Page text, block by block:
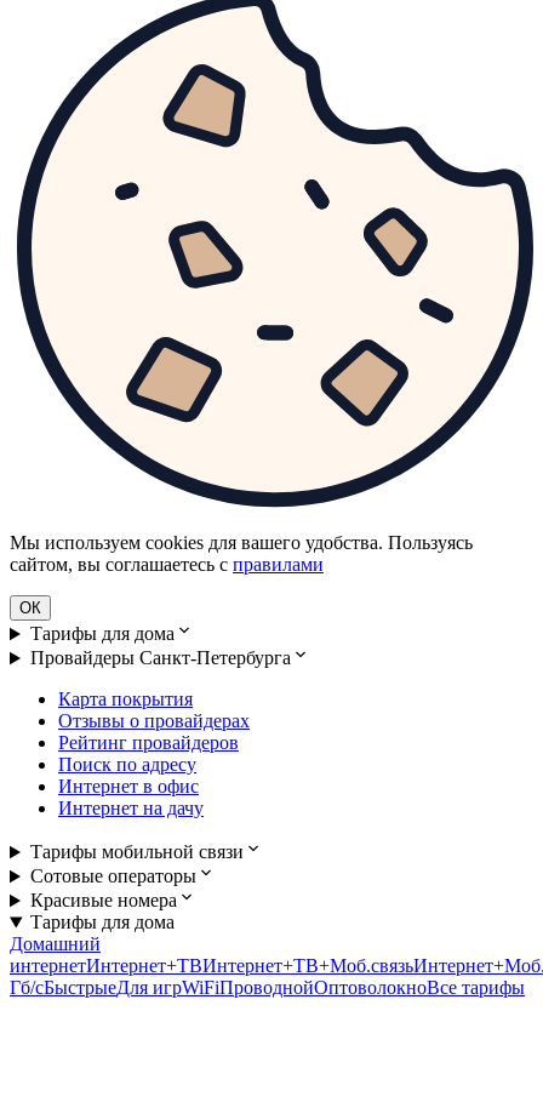
Мы используем cookies для вашего удобства. Пользуясь
сайтом, вы соглашаетесь с правилами
ОК
Тарифы для дома
Провайдеры Санкт-Петербурга
Карта покрытия
Отзывы о провайдерах
Рейтинг провайдеров
Поиск по адресу
Интернет в офис
Интернет на дачу
Тарифы мобильной связи
Сотовые операторы
Красивые номера
Тарифы для дома
Домашний
интернетИнтернет+ТВИнтернет+ТВ+Моб.связь
Гб/cБыстрыеДля игрWiFiПроводнойОптоволокноВсе тарифы